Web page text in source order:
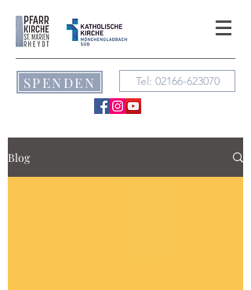
SPENDEN Tel: 02166-623070
Blog